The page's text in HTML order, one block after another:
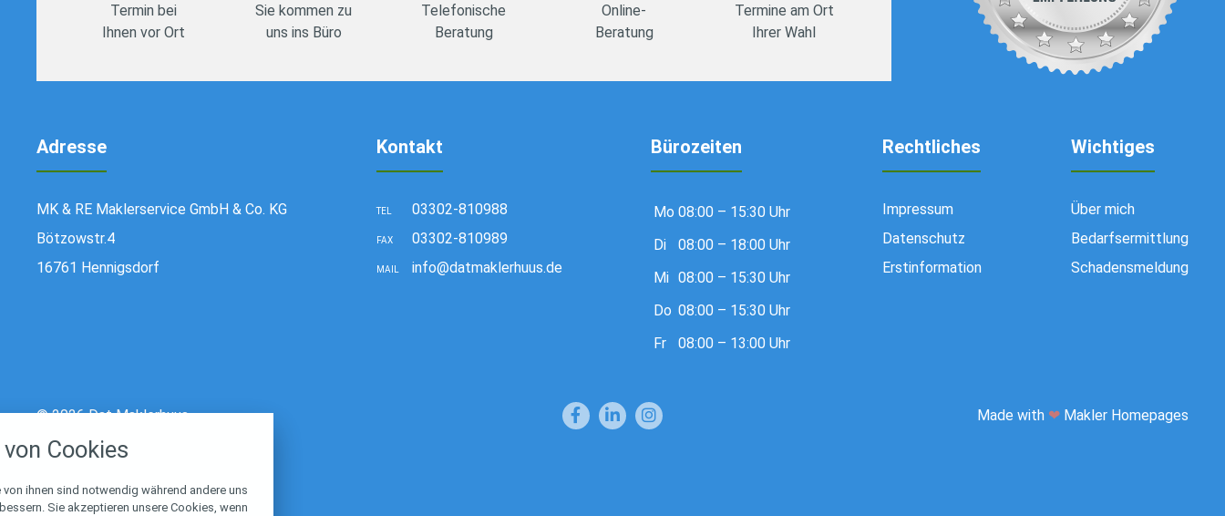
Termin bei
Ihnen vor Ort
Sie kommen zu
uns ins Büro
Telefonische
Beratung
Online-
Beratung
Termine am Ort
Ihrer Wahl
Adresse
MK & RE Maklerservice GmbH & Co. KG
Bötzowstr.4
16761 Hennigsdorf
Kontakt
TEL 03302-810988
FAX 03302-810989
MAIL info@datmaklerhuus.de
Bürozeiten
Mo 08:00 – 15:30 Uhr
Di
08:00 – 18:00 Uhr
Mi 08:00 – 15:30 Uhr
Do 08:00 – 15:30 Uhr
Fr
08:00 – 13:00 Uhr
Rechtliches
Impressum
Datenschutz
Erstinformation
Wichtiges
Über mich
Bedarfsermittlung
Schadensmeldung
© 2026 Dat Maklerhuus Made with ❤Makler Homepages
Cookies
ihnen sind notwendig während andere uns
Sie akzeptieren unsere Cookies, wenn
akzeptieren oder zu blockieren.
Notwendig